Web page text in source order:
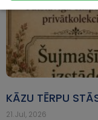
KĀZU TĒRPU
21.Jul, 2026